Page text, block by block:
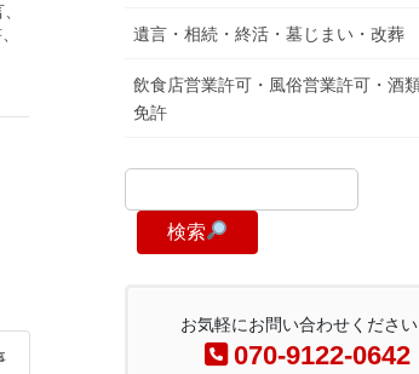
遺言・相続・終活・墓じまい・改葬
飲食店営業許可・風俗営業許可・酒
免許
検索
お気軽にお問い合わせください
070-9122-0642